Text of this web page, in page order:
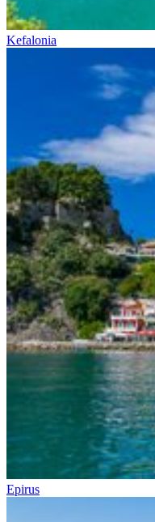
Kefalonia
Epirus